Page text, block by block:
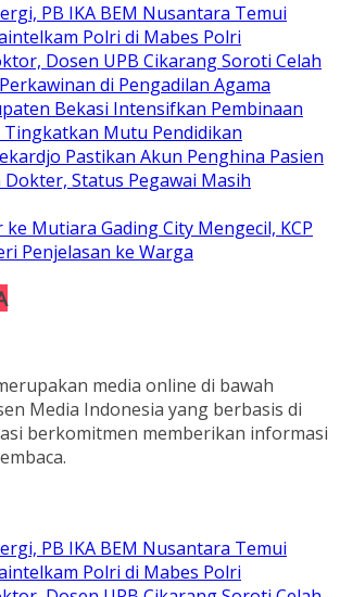
PB IKA BEM Nusantara Temui
Polri di Mabes Polri
Dosen UPB Cikarang Soroti Celah
di Pengadilan Agama
Bekasi Intensifkan Pembinaan
Mutu Pendidikan
Pastikan Akun Penghina Pasien
Dokter, Status Pegawai Masih
ke Mutiara Gading City Mengecil, KCP
Penjelasan ke Warga
media online di bawah
Media Indonesia yang berbasis di
berkomitmen memberikan informasi
PB IKA BEM Nusantara Temui
Polri di Mabes Polri